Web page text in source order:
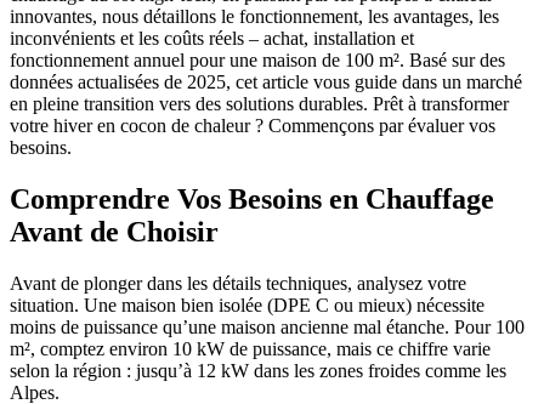
innovantes, nous détaillons le fonctionnement, les avantages, les
inconvénients et les coûts réels – achat, installation et
fonctionnement annuel pour une maison de 100 m². Basé sur des
données actualisées de 2025, cet article vous guide dans un marché
en pleine transition vers des solutions durables. Prêt à transformer
votre hiver en cocon de chaleur ? Commençons par évaluer vos
besoins.
Comprendre Vos Besoins en Chauffage
Avant de Choisir
Avant de plonger dans les détails techniques, analysez votre
situation. Une maison bien isolée (DPE C ou mieux) nécessite
moins de puissance qu’une maison ancienne mal étanche. Pour 100
m², comptez environ 10 kW de puissance, mais ce chiffre varie
selon la région : jusqu’à 12 kW dans les zones froides comme les
Alpes.